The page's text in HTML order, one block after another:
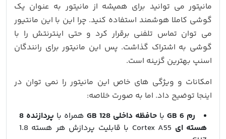
مانیتور می توانید برای همیشه از مانیتور به عنوان یک
گوشی کاملا هوشمند استفاده کنید. چرا این با این مانتیور
می توان تماس تلفنی برقرار کرد و حتی اینترنتش را با
گوشی به اشتراک گذاشت. پس این مانیتور برای رانندگان
اسنپ بهترین گزینه است.
امکانات و ویژگی های خاص این مانیتور را نمی توان در
اینجا توضیح داد. اما به صورت خلاصه:
رم 6 GB
با حافظه داخلی 128 GB همراه با
پردازنده 8
هسته ای
Cortex A55 با قابلیت پردازش هر هسته 1.8